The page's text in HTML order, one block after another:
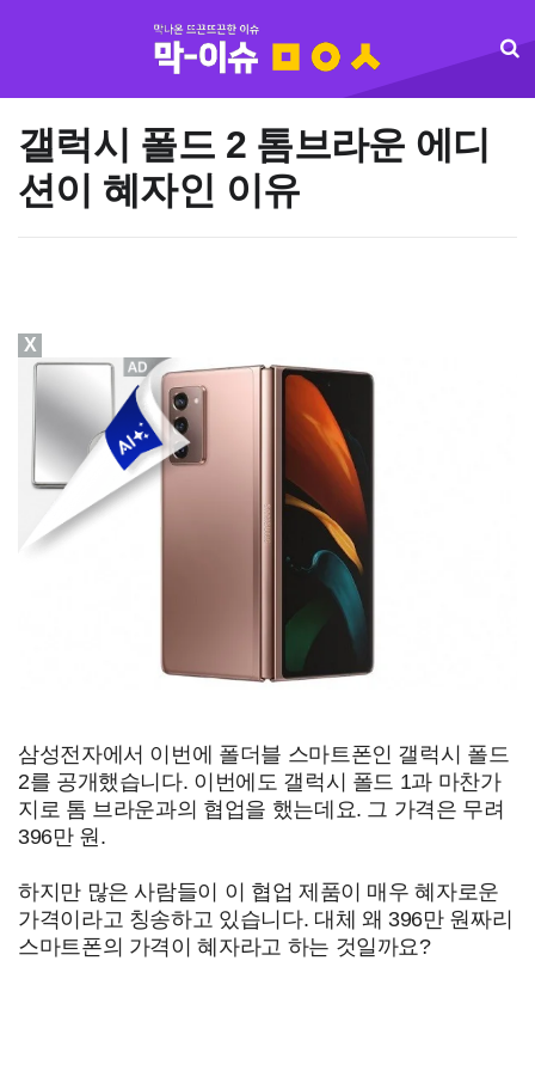
갤럭시 폴드 2 톰브라운 에디
션이 혜자인 이유
삼성전자에서 이번에 폴더블 스마트폰인 갤럭시 폴드
2를 공개했습니다. 이번에도 갤럭시 폴드 1과 마찬가
지로 톰 브라운과의 협업을 했는데요. 그 가격은 무려
396만 원.
하지만 많은 사람들이 이 협업 제품이 매우 혜자로운
가격이라고 칭송하고 있습니다. 대체 왜 396만 원짜리
스마트폰의 가격이 혜자라고 하는 것일까요?
X